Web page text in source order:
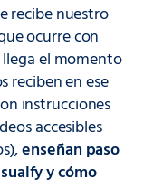
recibe nuestro
ocurre con
el momento
reciben en ese
instrucciones
accesibles
enseñan paso
y cómo